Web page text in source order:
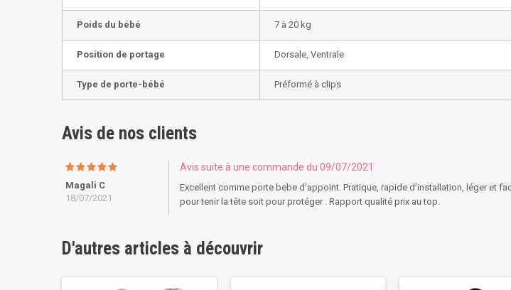
Poids du bébé 7 à 20 kg
Position de portage Dorsale, Ventrale
Type de porte-bébé Préformé à clips
Avis de nos clients
Magali C
18/07/2021
Avis suite à une commande du 09/07/2021
Excellent comme porte bebe d’appoint. Pratique, rapide d’installation, léger et
pour tenir la tête soit pour protéger . Rapport qualité prix au top.
D'autres articles à découvrir